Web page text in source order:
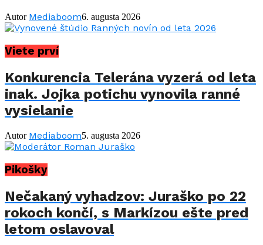
Autor Mediaboom6. augusta 2026
Viete prví
Konkurencia Telerána vyzerá od leta
inak. Jojka potichu vynovila ranné
vysielanie
Autor Mediaboom5. augusta 2026
Pikošky
Nečakaný vyhadzov: Juraško po 22
rokoch končí, s Markízou ešte pred
letom oslavoval